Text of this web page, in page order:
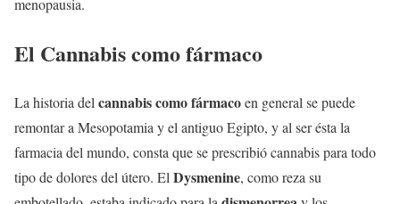
menopausia.
El Cannabis como fármaco
La historia del cannabis como fármacoen general se puede
remontar a Mesopotamia y el antiguo Egipto, y al ser ésta la
farmacia del mundo, consta que se prescribió cannabis para todo
tipo de dolores del útero. El Dysmenine, como reza su